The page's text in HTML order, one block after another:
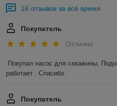
16 отзывов за всё время
Покупатель
Отлично
Покупал насос для скважины.
работает . Спасибо.
Покупатель